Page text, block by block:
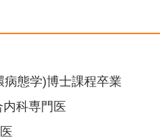
病態学)博士課程卒業
科専門医